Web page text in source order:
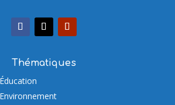
Thématiques
Éducation
Environnement